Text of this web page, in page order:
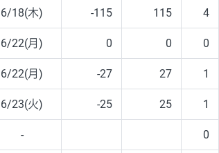
6/18(木) -115 115 4
6/22(月) 0 0 0
6/22(月) -27 27 1
6/23(火) -25 25 1
- 0